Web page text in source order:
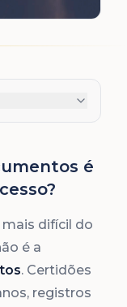
é
difícil do
é a
. Certidões
registros